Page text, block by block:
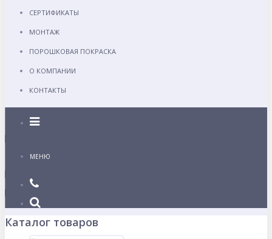
СЕРТИФИКАТЫ
МОНТАЖ
ПОРОШКОВАЯ ПОКРАСКА
О КОМПАНИИ
КОНТАКТЫ
Каталог
МЕНЮ
Каталог товаров